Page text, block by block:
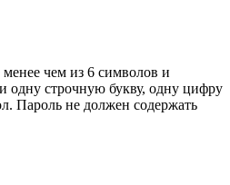
чем из 6 символов и
одну строчную букву, одну цифру
Пароль не должен содержать